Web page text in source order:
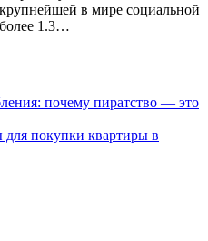
в мире социальной
1.3…
почему пиратство — это
покупки квартиры в